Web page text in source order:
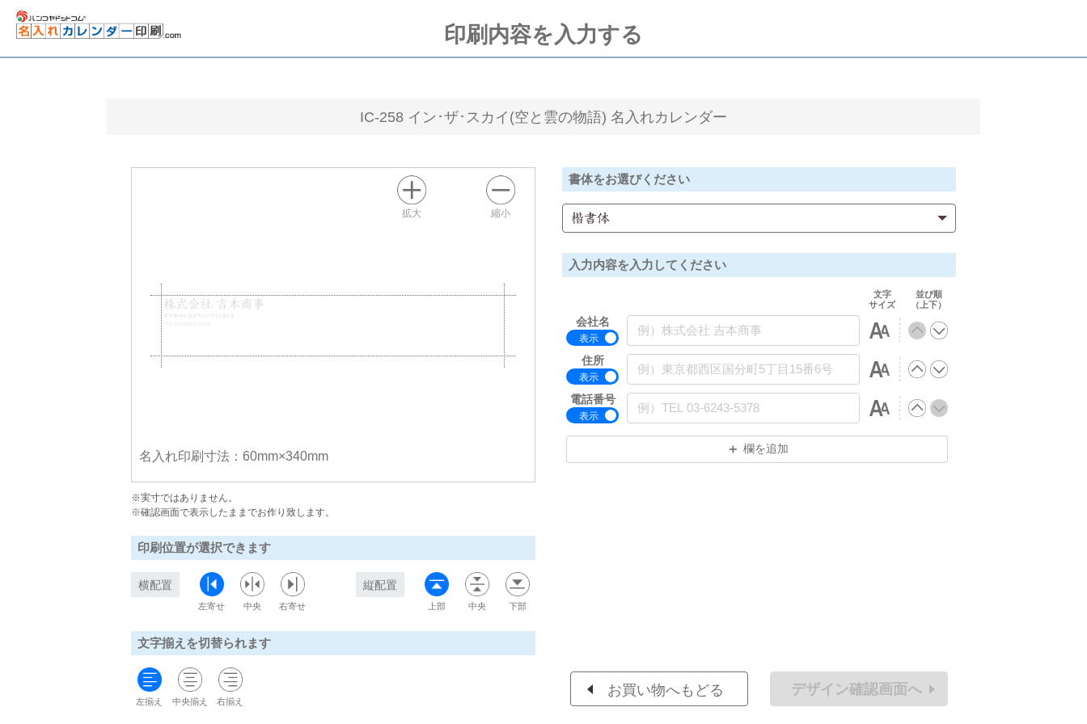
印刷内容を入力する
IC-258 イン･ザ･スカイ(空と雲の物語) 名入れカレンダー
株式会社 吉本商事
東京都西区国分町5丁目15番6号
名入れ印刷寸法：60mm×340mm
拡大 縮小
※実寸ではありません。
※確認画面で表示したままでお作り致します。
印刷位置が選択できます
横配置
左寄せ 中央 右寄せ
縦配置
上部 中央 下部
文字揃えを切替られます
左揃え 中央揃え 右揃え
書体をお選びください
楷書体
入力内容を入力してください
文字
サイズ
並び順
（上下）
会社名
住所
電話番号
欄を追加
お買い物へもどる デザイン確認画面へ